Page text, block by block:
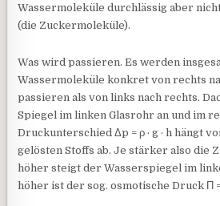
Wassermoleküle durchlässig aber
(die Zuckermoleküle).
Was wird passieren. Es werden
Wassermoleküle konkret von rechts
passieren als von links nach rechts.
Spiegel im linken Glasrohr an und im
Druckunterschied Δp = ρ · g · h hängt
gelösten Stoffs ab. Je stärker also die
höher steigt der Wasserspiegel im
höher ist der sog. osmotische Druck Π